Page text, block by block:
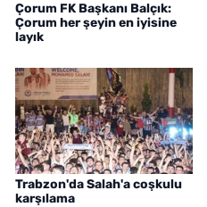
Çorum FK Başkanı Balçık:
Çorum her şeyin en iyisine
layık
Trabzon'da Salah'a coşkulu
karşılama